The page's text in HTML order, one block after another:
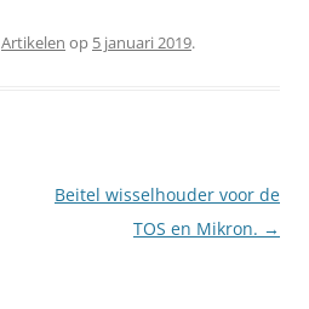
Artikelen op 5 januari 2019.
Beitel wisselhouder voor de
TOS en Mikron. →